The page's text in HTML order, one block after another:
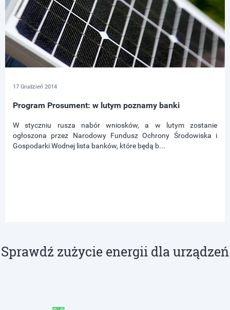
17 Grudzień 2014
Program Prosument: w lutym poznamy banki
W styczniu rusza nabór wniosków, a w lutym zostanie
ogłoszona przez Narodowy Fundusz Ochrony Środowiska i
Gospodarki Wodnej lista banków, które będą b...
Sprawdź zużycie energii dla urządzeń